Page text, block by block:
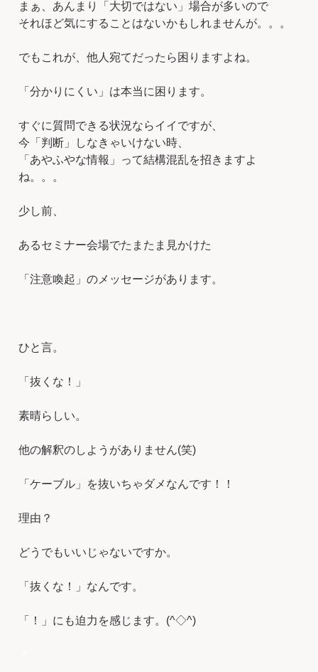
まぁ、あんまり「大切ではない」場合が多いので
それほど気にすることはないかもしれませんが。。。
でもこれが、他人宛てだったら困りますよね。
「分かりにくい」は本当に困ります。
すぐに質問できる状況ならイイですが、
今「判断」しなきゃいけない時、
「あやふやな情報」って結構混乱を招きますよ
ね。。。
少し前、
あるセミナー会場でたまたま見かけた
「注意喚起」のメッセージがあります。
ひと言。
「抜くな！」
素晴らしい。
他の解釈のしようがありません(笑)
「ケーブル」を抜いちゃダメなんです！！
理由？
どうでもいいじゃないですか。
「抜くな！」なんです。
「！」にも迫力を感じます。(^◇^)